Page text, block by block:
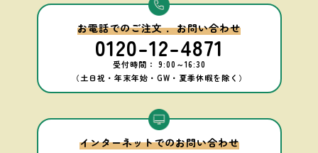
お電話でのご注文 ．お問い合わせ
0120-12-4871
受付時間： 9:00～16:30
（土日祝・年末年始・GW・ 夏季休暇を除く）
インターネットでのお問い合わせ